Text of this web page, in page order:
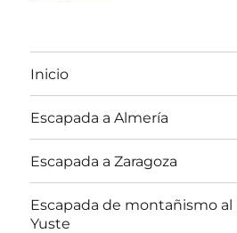
Inicio
Escapada a Almería
Escapada a Zaragoza
Escapada de montañismo
Yuste